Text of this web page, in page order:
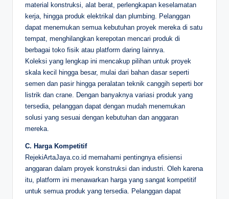
material konstruksi, alat berat, perlengkapan keselamatan
kerja, hingga produk elektrikal dan plumbing. Pelanggan
dapat menemukan semua kebutuhan proyek mereka di satu
tempat, menghilangkan kerepotan mencari produk di
berbagai toko fisik atau platform daring lainnya.
Koleksi yang lengkap ini mencakup pilihan untuk proyek
skala kecil hingga besar, mulai dari bahan dasar seperti
semen dan pasir hingga peralatan teknik canggih seperti bor
listrik dan crane. Dengan banyaknya variasi produk yang
tersedia, pelanggan dapat dengan mudah menemukan
solusi yang sesuai dengan kebutuhan dan anggaran
mereka.
C. Harga Kompetitif
RejekiArtaJaya.co.id memahami pentingnya efisiensi
anggaran dalam proyek konstruksi dan industri. Oleh karena
itu, platform ini menawarkan harga yang sangat kompetitif
untuk semua produk yang tersedia. Pelanggan dapat